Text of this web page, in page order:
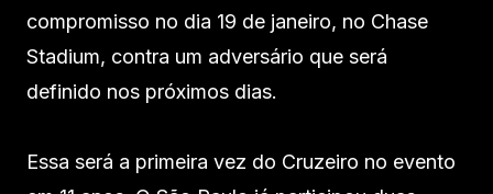
compromisso no dia 19 de janeiro, no Chase
Stadium, contra um adversário que será
definido nos próximos dias.
Essa será a primeira vez do Cruzeiro no evento